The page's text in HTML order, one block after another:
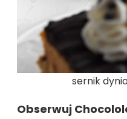
sernik
Obserwuj